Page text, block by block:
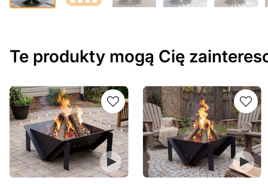
Te produkty mogą Cię